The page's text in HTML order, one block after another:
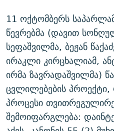
11 ოქტომბერს
წევრებმა (დავით
სეფაშვილმა, ბეჟან
ირაკლი კირცხალიამ,
ირმა ზავრადაშვილმა)
ცვლილებების
პროცესი
შემოიფარგლება: